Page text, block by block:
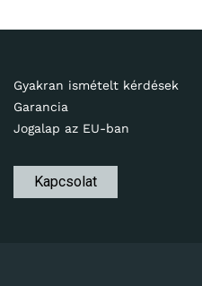
Gyakran ismételt kérdések
Garancia
Jogalap az EU-ban
Kapcsolat